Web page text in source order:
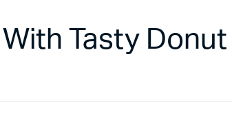
Tasty Donut